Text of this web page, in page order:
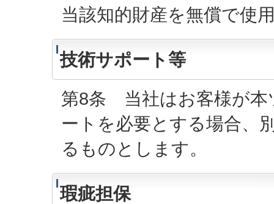
当該知的財産を無償で使
技術サポート等
第8条 当社はお客様が本
ートを必要とする場合、
るものとします。
瑕疵担保